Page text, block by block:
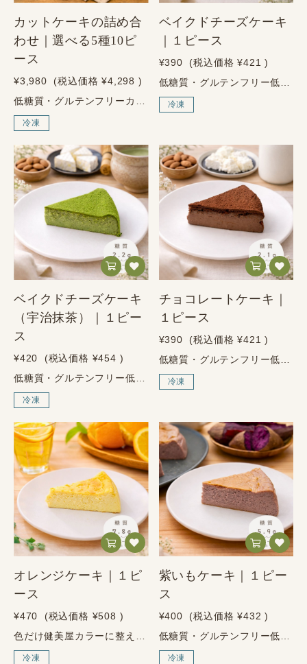
カットケーキの詰め合
わせ｜選べる5種10ピ
ース
¥3,980 (税込価格 ¥4,298 )
冷凍
ベイクドチーズケーキ
｜１ピース
¥390 (税込価格 ¥421 )
冷凍
ベイクドチーズケーキ
（宇治抹茶）｜１ピー
ス
¥420 (税込価格 ¥454 )
冷凍
チョコレートケーキ｜
１ピース
¥390 (税込価格 ¥421 )
冷凍
オレンジケーキ｜１ピ
ース
¥470 (税込価格 ¥508 )
冷凍
紫いもケーキ｜１ピー
ス
¥400 (税込価格 ¥432 )
冷凍